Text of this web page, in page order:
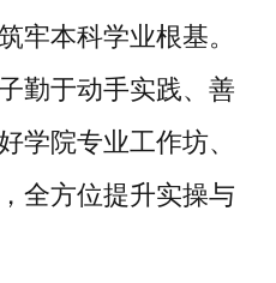
牢本科学业根基。
勤于动手实践、善
学院专业工作坊、
全方位提升实操与